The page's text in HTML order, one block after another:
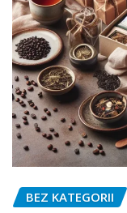
BEZ KATEGORII